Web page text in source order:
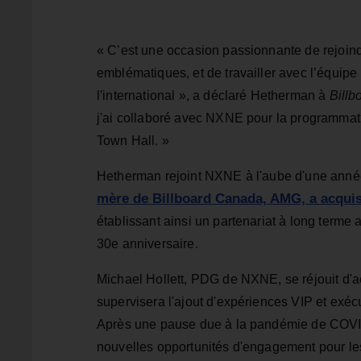
« C’est une occasion passionnante de
emblématiques, et de travailler avec
l'international », a déclaré Hetherman à
j'ai collaboré avec NXNE pour la
Town Hall. »
Hetherman rejoint NXNE à l'aube d'une
mère de Billboard Canada, AMG, a
établissant ainsi un partenariat à long terme
30e anniversaire.
Michael Hollett, PDG de NXNE, se réjouit
supervisera l'ajout d'expériences VIP et
Après une pause due à la pandémie de
nouvelles opportunités d'engagement pour